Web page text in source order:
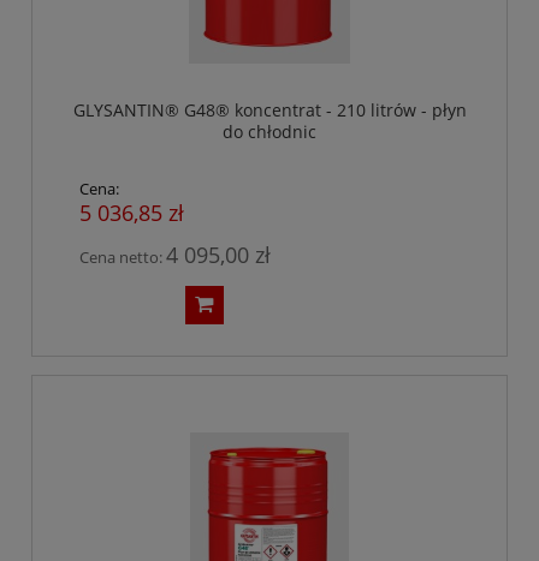
GLYSANTIN® G48® koncentrat - 210 litrów - płyn
do chłodnic
Cena:
5 036,85 zł
Cena netto:4 095,00 zł